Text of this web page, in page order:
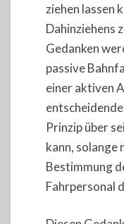
ziehen lassen
Dahinziehens
Gedanken
passive
einer aktiven
Prinzip über
kann, solange
Bestimmung
Fahrpersonal